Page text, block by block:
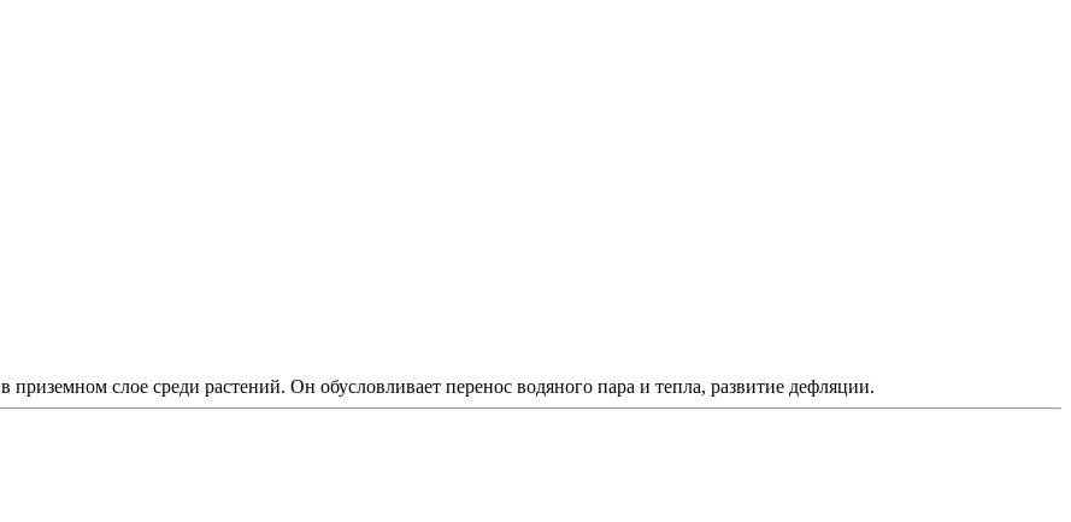
слое среди растений. Он обусловливает перенос водяного пара и тепла, развитие дефляции.